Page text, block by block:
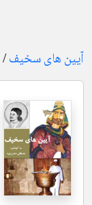
آیین های سخیف/